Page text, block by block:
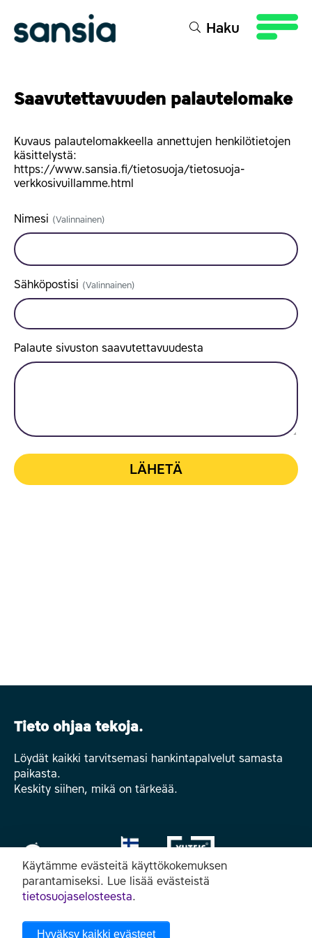
Haku
Saavutettavuuden palautelomake
Kuvaus palautelomakkeella annettujen henkilötietojen
käsittelystä:
https://www.sansia.fi/tietosuoja/tietosuoja-
verkkosivuillamme.html
Nimesi (Valinnainen)
Sähköpostisi (Valinnainen)
Palaute sivuston saavutettavuudesta
LÄHETÄ
Tieto ohjaa tekoja.
Löydät kaikki tarvitsemasi hankintapalvelut samasta
paikasta.
Keskity siihen, mikä on tärkeää.
Seuraa meitä somessa
Käytämme evästeitä käyttökokemuksen
parantamiseksi. Lue lisää evästeistä
tietosuojaselosteesta.
Hyväksy kaikki evästeet